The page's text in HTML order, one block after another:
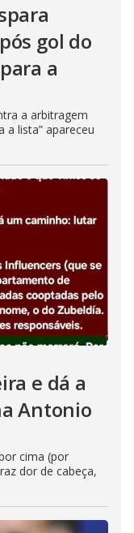
gol do
a
a arbitragem
a lista” apareceu
e dá a
Antonio
cima (por
dor de cabeça,